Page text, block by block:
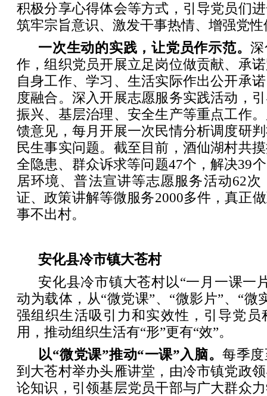
积极分享心得体会等方式，引导党员们
筑牢宗旨意识、激发干事热情、增强党性
一次生动的实践，让党员作示范。
作，组织党员开展立足岗位做贡献、承
自身工作、学习、生活实际作出公开承
度融合。深入开展志愿服务实践活动，
振兴、基层治理、安全生产等重点工作
馈意见，每月开展一次民情分析调度研
民生事实问题。截至目前，酒仙湖村共
全隐患、群众诉求等问题47个，解决39
居环境、普法宣讲等志愿服务活动62
证、政策讲解等微服务2000多件，真正
事不出村。
安化县冷市镇大苍村
安化县冷市镇大苍村以“一月一课一
动为载体，从“微党课”、“微影片”、“微
强组织生活吸引力和实效性，引导党员
用，推动组织生活有“形”更有“效”。
以“微党课”推动“一课”入脑。每季
到大苍村举办头雁讲堂，由冷市镇党政
论知识，引领基层党员干部与广大群众